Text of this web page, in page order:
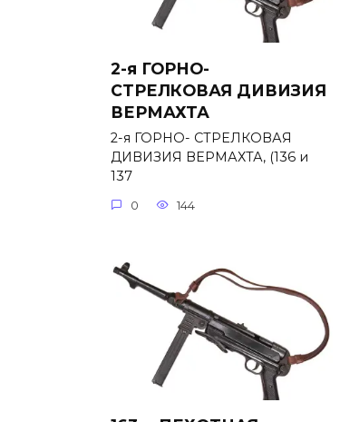
2-я ГОРНО-
СТРЕЛКОВАЯ ДИВИЗИЯ
ВЕРМАХТА
2-я ГОРНО- СТРЕЛКОВАЯ
ДИВИЗИЯ ВЕРМАХТА, (136 и
137
0 144